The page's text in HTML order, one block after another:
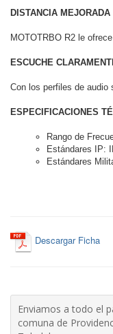
DISTANCIA MEJORADA
MOTOTRBO R2 le
ESCUCHE
Con los perfiles de audio
ESPECIFICACIONES
Rango de
Estándares IP:
Estándares
Descargar Ficha
Enviamos a todo el
comuna de